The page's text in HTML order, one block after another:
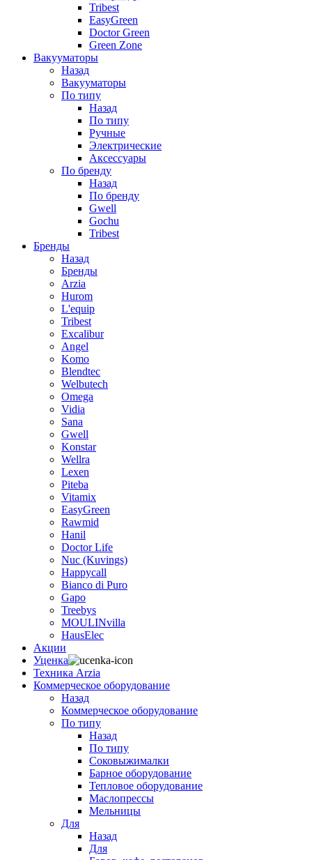
Tribest
EasyGreen
Doctor Green
Green Zone
Вакууматоры
Назад
Вакууматоры
По типу
Назад
По типу
Ручные
Электрические
Аксессуары
По бренду
Назад
По бренду
Gwell
Gochu
Tribest
Бренды
Назад
Бренды
Arzia
Hurom
L'equip
Tribest
Excalibur
Angel
Komo
Blendtec
Welbutech
Omega
Vidia
Sana
Gwell
Konstar
Wellra
Lexen
Piteba
Vitamix
EasyGreen
Rawmid
Hanil
Doctor Life
Nuc (Kuvings)
Happycall
Bianco di Puro
Gapo
Treebys
MOULINvilla
HausElec
Акции
Уценка
Техника Arzia
Коммерческое оборудование
Назад
Коммерческое оборудование
По типу
Назад
По типу
Соковыжималки
Барное оборудование
Тепловое оборудование
Маслопрессы
Мельницы
Для
Назад
Для